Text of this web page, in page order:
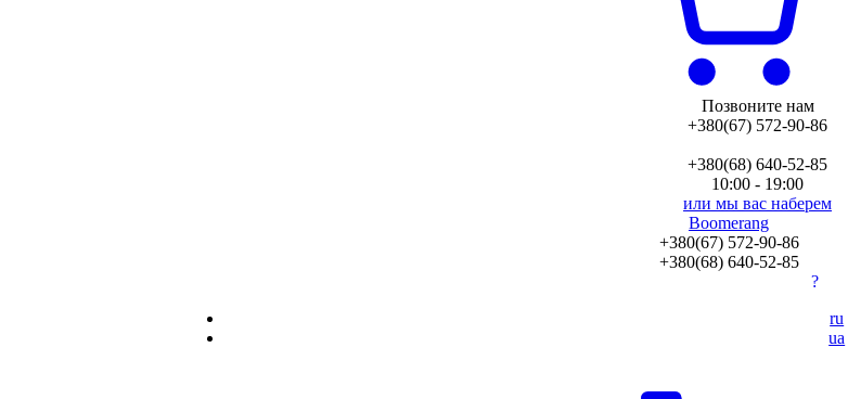
Позвоните нам
+380(67) 572-90-86
+380(68) 640-52-85
10:00 - 19:00
или мы вас наберем
Boomerang
+380(67) 572-90-86
+380(68) 640-52-85
?
ru
ua